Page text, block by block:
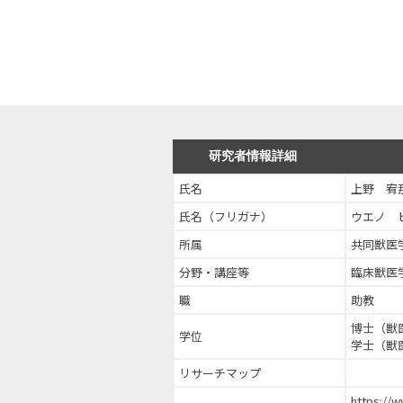
研究者情報詳細
氏名
上野 宥
氏名（フリガナ）
ウエノ
所属
共同獣医
分野・講座等
臨床獣医
職
助教
学位
博士（獣
学士（獣
リサーチマップ